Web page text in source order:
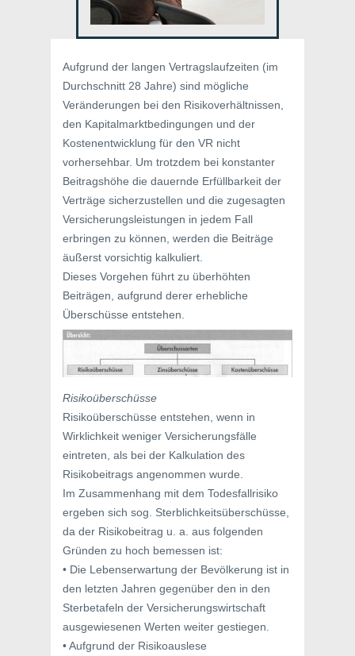
Aufgrund der langen Vertragslaufzeiten (im
Durchschnitt 28 Jahre) sind mögliche
Veränderungen bei den Risikoverhältnissen,
den Kapitalmarktbedingungen und der
Kostenentwicklung für den VR nicht
vorhersehbar. Um trotzdem bei konstanter
Beitragshöhe die dauernde Erfüllbarkeit der
Verträge sicherzustellen und die zugesagten
Versicherungsleistungen in jedem Fall
erbringen zu können, werden die Beiträge
äußerst vorsichtig kalkuliert.
Dieses Vorgehen führt zu überhöhten
Beiträgen, aufgrund derer erhebliche
Überschüsse entstehen.
Risikoüberschüsse
Risikoüberschüsse entstehen, wenn in
Wirklichkeit weniger Versicherungsfälle
eintreten, als bei der Kalkulation des
Risikobeitrags angenommen wurde.
Im Zusammenhang mit dem Todesfallrisiko
ergeben sich sog. Sterblichkeitsüberschüsse,
da der Risikobeitrag u. a. aus folgenden
Gründen zu hoch bemessen ist:
• Die Lebenserwartung der Bevölkerung ist in
den letzten Jahren gegenüber den in den
Sterbetafeln der Versicherungswirtschaft
ausgewiesenen Werten weiter gestiegen.
• Aufgrund der Risikoauslese